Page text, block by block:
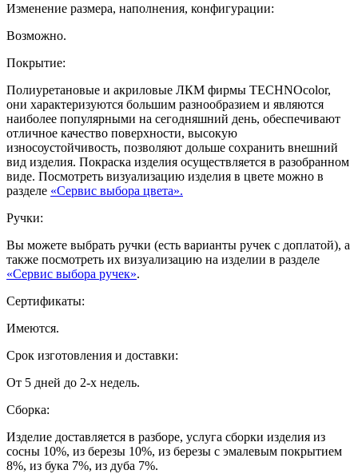
Изменение размера, наполнения, конфигурации:
Возможно.
Покрытие:
Полиуретановые и акриловые ЛКМ фирмы TECHNOcolor,
они характеризуются большим разнообразием и являются
наиболее популярными на сегодняшний день, обеспечивают
отличное качество поверхности, высокую
износоустойчивость, позволяют дольше сохранить внешний
вид изделия. Покраска изделия осуществляется в разобранном
виде. Посмотреть визуализацию изделия в цвете можно в
разделе «Сервис выбора цвета».
Ручки:
Вы можете выбрать ручки (есть варианты ручек с доплатой), а
также посмотреть их визуализацию на изделии в разделе
«Сервис выбора ручек».
Сертификаты:
Имеются.
Срок изготовления и доставки:
От 5 дней до 2-х недель.
Сборка:
Изделие доставляется в разборе, услуга сборки изделия из
сосны 10%, из березы 10%, из березы с эмалевым покрытием
8%, из бука 7%, из дуба 7%.